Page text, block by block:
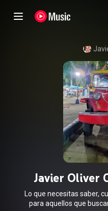
Javier Oliver
Lo que necesitas saber,
para aquellos que